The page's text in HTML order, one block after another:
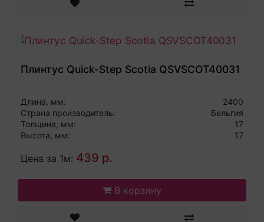
Плинтус Quick-Step Scotia QSVSCOT40031
Длина, мм:
2400
Страна производитель:
Бельгия
Толщина, мм:
17
Высота, мм:
17
Цена за 1м: 439 р.
В корзину